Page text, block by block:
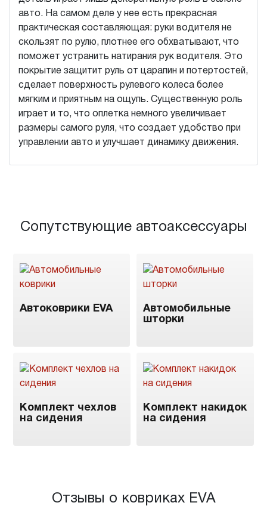
авто. На самом деле у нее есть прекрасная
практическая составляющая: руки водителя не
скользят по рулю, плотнее его обхватывают, что
поможет устранить натирания рук водителя. Это
покрытие защитит руль от царапин и потертостей,
сделает поверхность рулевого колеса более
мягким и приятным на ощупь. Существенную роль
играет и то, что оплетка немного увеличивает
размеры самого руля, что создает удобство при
управлении авто и улучшает динамику движения.
Сопутствующие автоаксессуары
Автоковрики EVA
Автомобильные
шторки
Комплект чехлов
на сидения
Комплект накидок
на сидения
Отзывы о ковриках EVA